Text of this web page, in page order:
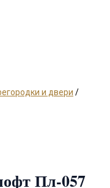
и двери /
Пл-057